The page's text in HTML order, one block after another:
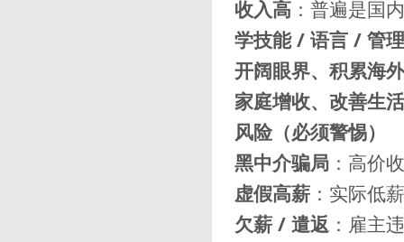
收入高 ：普遍是国
学技能 / 语言 / 管理
开阔眼界、积累海
家庭增收、改善生活
风险（必须警惕）
黑中介骗局 ：高价
虚假高薪 ：实际低
欠薪 / 遣返 ：雇主